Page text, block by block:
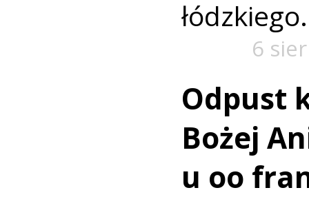
łódzkiego.
6
Odpust
Bożej
u oo